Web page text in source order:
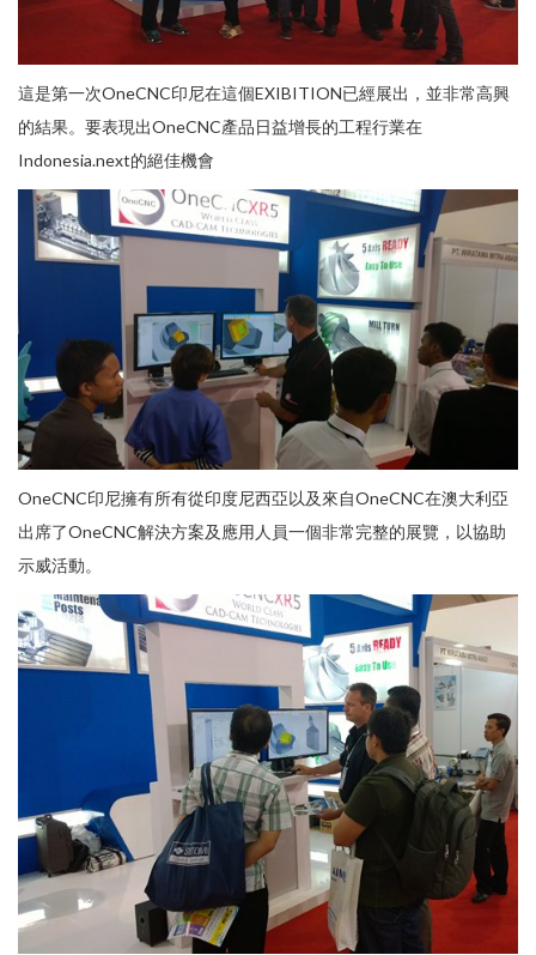
這是第一次OneCNC印尼在這個EXIBITION已經展出，並非常高興
的結果。要表現出OneCNC產品日益增長的工程行業在
Indonesia.next的絕佳機會
OneCNC印尼擁有所有從印度尼西亞以及來自OneCNC在澳大利亞
出席了OneCNC解決方案及應用人員一個非常完整的展覽，以協助
示威活動。